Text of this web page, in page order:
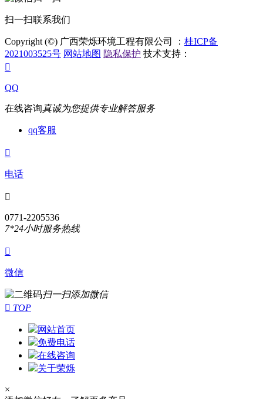
扫一扫联系我们
Copyright (©) 广西荣烁环境工程有限公司 ： 桂ICP备
2021003525号 网站地图 隐私保护 技术支持：

QQ
在线咨询真诚为您提供专业解答服务
qq客服

电话

0771-2205536
7*24小时服务热线

微信
扫一扫添加微信
 TOP
网站首页
免费电话
在线咨询
关于荣烁
×